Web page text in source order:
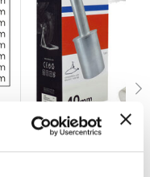
Perno - BALZAC